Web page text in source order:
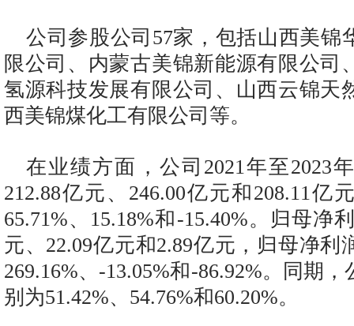
公司参股公司57家，包括山西美锦
限公司、内蒙古美锦新能源有限公司
氢源科技发展有限公司、山西云锦天
西美锦煤化工有限公司等。
在业绩方面，公司2021年至2023
212.88亿元、246.00亿元和208.11亿
65.71%、15.18%和-15.40%。归母净
元、22.09亿元和2.89亿元，归母净利
269.16%、-13.05%和-86.92%。同期
别为51.42%、54.76%和60.20%。